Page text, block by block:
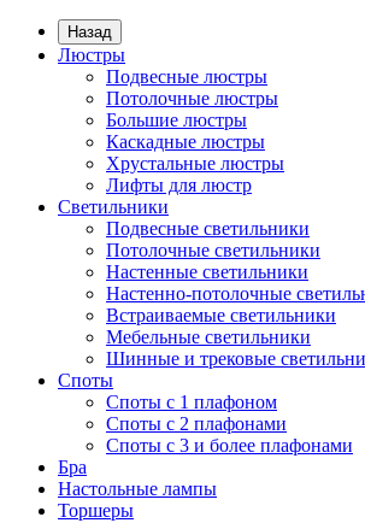
Назад
Люстры
Подвесные люстры
Потолочные люстры
Большие люстры
Каскадные люстры
Хрустальные люстры
Лифты для люстр
Светильники
Подвесные светильники
Потолочные светильники
Настенные светильники
Настенно-потолочные
Встраиваемые светильники
Мебельные светильники
Шинные и трековые
Споты
Споты с 1 плафоном
Споты с 2 плафонами
Споты с 3 и более плафонами
Бра
Настольные лампы
Торшеры